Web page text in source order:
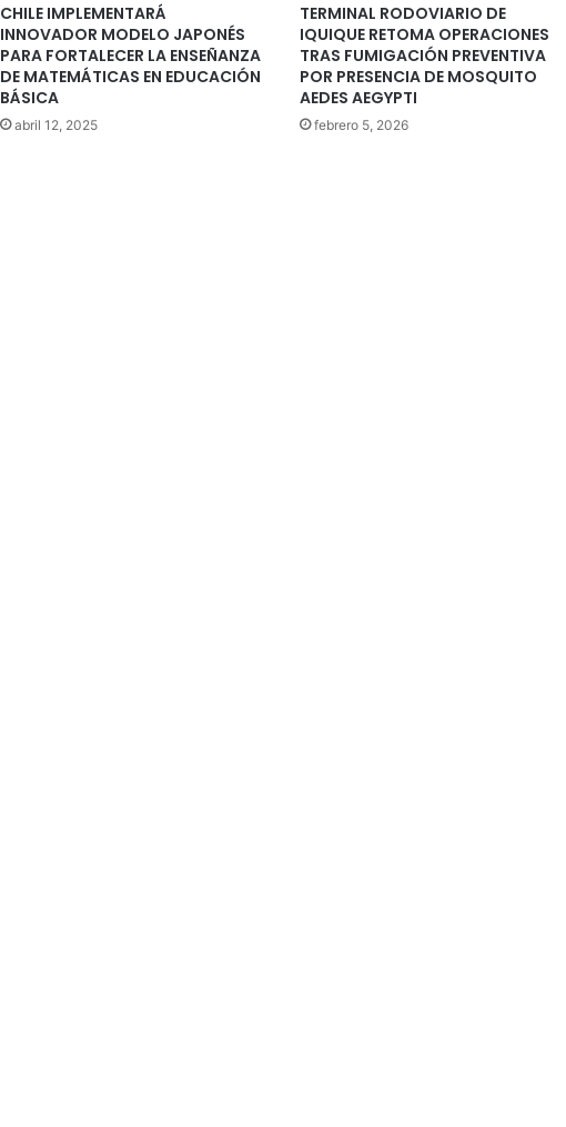
CHILE IMPLEMENTARÁ
INNOVADOR MODELO JAPONÉS
PARA FORTALECER LA ENSEÑANZA
DE MATEMÁTICAS EN EDUCACIÓN
BÁSICA
abril 12, 2025
TERMINAL RODOVIARIO DE
IQUIQUE RETOMA OPERACIONES
TRAS FUMIGACIÓN PREVENTIVA
POR PRESENCIA DE MOSQUITO
AEDES AEGYPTI
febrero 5, 2026